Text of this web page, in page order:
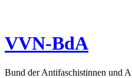
VVN-BdA
Bund der Antifaschistinnen und